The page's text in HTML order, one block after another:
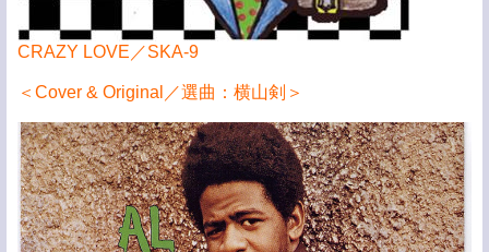
CRAZY LOVE／SKA-9
＜Cover & Original／選曲：横山剣＞